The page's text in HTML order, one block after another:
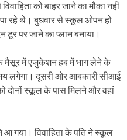
को बाहर जाने का मौका नहीं
रहे थे। बुधवार से स्कूल ओपन हो
टूर पर जाने का प्लान बनाया।
मैसूर में एजुकेशन हब में भाग लेने के
लगेगा। दूसरी ओर आबकारी सीआई
दोनों स्कूल के पास मिलने और वहां
आ गया। विवाहिता के पति ने स्कूल